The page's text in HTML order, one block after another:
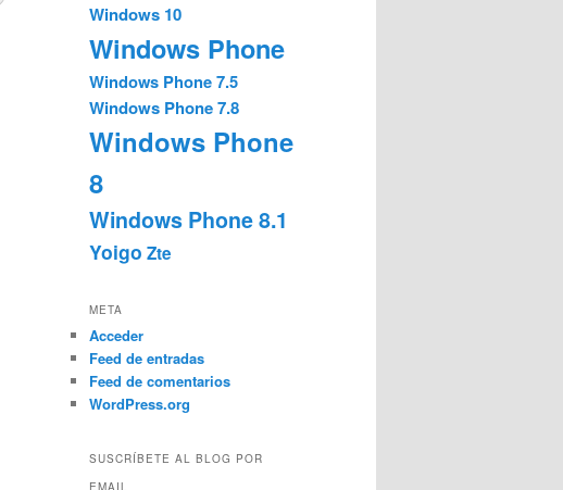
Windows 10
Windows Phone
Windows Phone 7.5
Windows Phone 7.8
Windows Phone
8
Windows Phone 8.1
Yoigo Zte
META
Acceder
Feed de entradas
Feed de comentarios
WordPress.org
SUSCRÍBETE AL BLOG POR
EMAIL